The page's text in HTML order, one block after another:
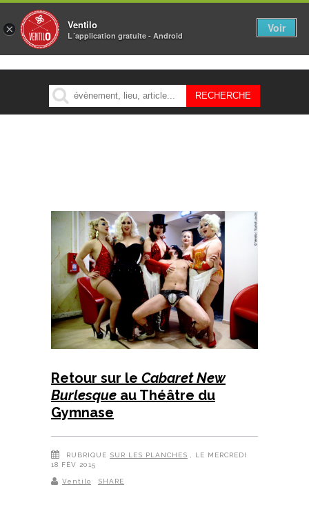
MENU
Retour sur le Cabaret New
Burlesque au Théâtre du
Gymnase
RUBRIQUE SUR LES PLANCHES
, LE MERCREDI
18 FÉV 2015
Ventilo SHARE
× Ventilo
L´application gratuite - Android
Voir